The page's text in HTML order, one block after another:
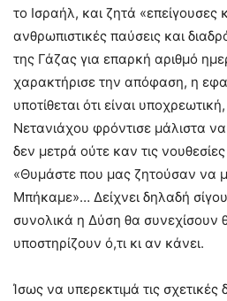
το Ισραήλ, και ζητά «επείγουσες
ανθρωπιστικές παύσεις και
της Γάζας για επαρκή αριθμό
χαρακτήρισε την απόφαση, η
υποτίθεται ότι είναι
Νετανιάχου φρόντισε μάλιστα
δεν μετρά ούτε καν τις
«Θυμάστε που μας ζητούσαν να
Μπήκαμε»… Δείχνει δηλαδή
συνολικά η Δύση θα συνεχίσουν
υποστηρίζουν ό,τι κι αν κάνει.
Ίσως να υπερεκτιμά τις σχετικές